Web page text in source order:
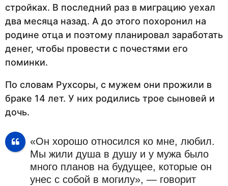
стройках. В последний раз в миграцию уехал
два месяца назад. А до этого похоронил на
родине отца и поэтому планировал заработать
денег, чтобы провести с почестями его
поминки.
По словам Рухсоры, с мужем они прожили в
браке 14 лет. У них родились трое сыновей и
дочь.
«Он хорошо относился ко мне, любил.
Мы жили душа в душу и у мужа было
много планов на будущее, которые он
унес с собой в могилу», — говорит